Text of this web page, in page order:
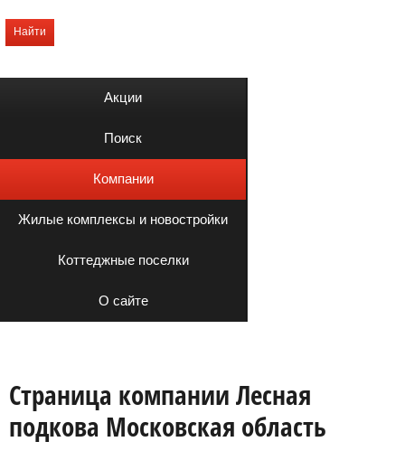
Найти
Акции
Поиск
Компании
Жилые комплексы и новостройки
Коттеджные поселки
О сайте
Страница компании Лесная
подкова Московская область